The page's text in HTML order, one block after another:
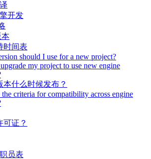
开发
本
时间表
should I use for a new project?
my project to use new engine
本什么时候发布？
the criteria for compatibility across engine
可证？
员表